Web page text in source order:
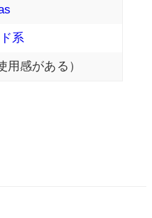
系
用感がある）